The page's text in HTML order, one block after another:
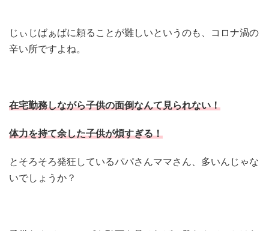
じぃじばぁばに頼ることが難しいというのも、コロナ渦の
辛い所ですよね。
在宅勤務しながら子供の面倒なんて見られない！
体力を持て余した子供が煩すぎる！
とそろそろ発狂しているパパさんママさん、多いんじゃな
いでしょうか？